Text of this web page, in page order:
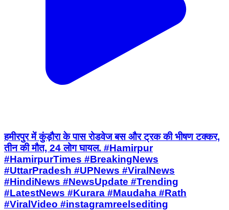
हमीरपुर में कुंड़ौरा के पास रोडवेज बस और ट्रक की भीषण टक्कर,
तीन की मौत, 24 लोग घायल. #Hamirpur
#HamirpurTimes #BreakingNews
#UttarPradesh #UPNews #ViralNews
#HindiNews #NewsUpdate #Trending
#LatestNews #Kurara #Maudaha #Rath
#ViralVideo #instagramreelsediting